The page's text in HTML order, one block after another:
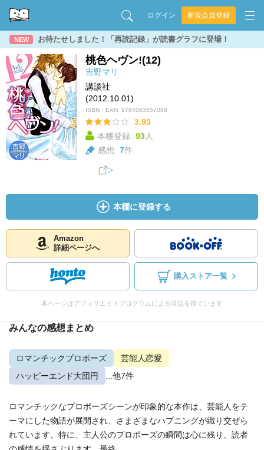
ログイン 新規会員登録
NEW お待たせしました！「再読記録」が読書グラフに登場！
桃色ヘヴン!(12)
吉野マリ
講談社
(2012.10.01)
ISBN・EAN: 9784063657098
3.93
本棚登録: 93人
感想: 7件
本棚に登録する
Amazon
詳細ページへ
購入ストア一覧
本ページはアフィリエイトプログラムによる収益を得ています
みんなの感想まとめ
ロマンチックプロポーズ
芸能人恋愛
ハッピーエンド大団円
...他7件
ロマンチックなプロポーズシーンが印象的な本作は、芸能人をテ
ーマにした物語が展開され、さまざまなハプニングが織り交ぜら
れています。特に、主人公のプロポーズの瞬間は心に残り、読者